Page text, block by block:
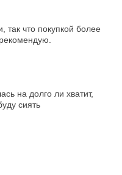
что покупкой более
на долго ли хватит,
сиять